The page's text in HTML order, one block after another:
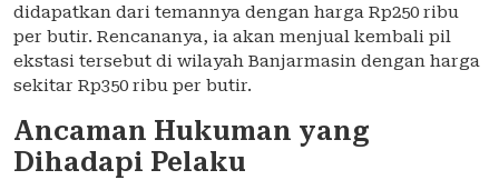
didapatkan dari temannya dengan harga Rp250 ribu
per butir. Rencananya, ia akan menjual kembali pil
ekstasi tersebut di wilayah Banjarmasin dengan harga
sekitar Rp350 ribu per butir.
Ancaman Hukuman yang
Dihadapi Pelaku